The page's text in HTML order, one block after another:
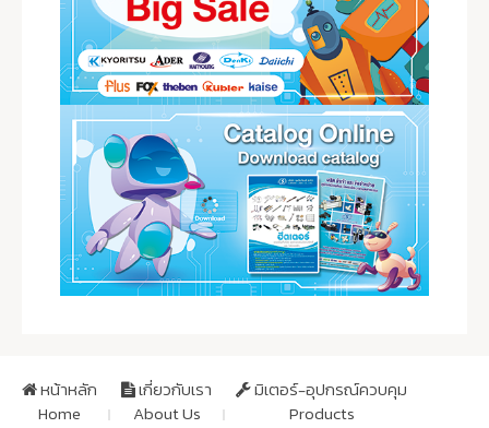
หน้าหลัก
Home
เกี่ยวกับเรา
About Us
มิเตอร์-อุปกรณ์ควบคุม
Products